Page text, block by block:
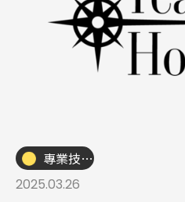
專業技職｜海外工讀
2025.03.26